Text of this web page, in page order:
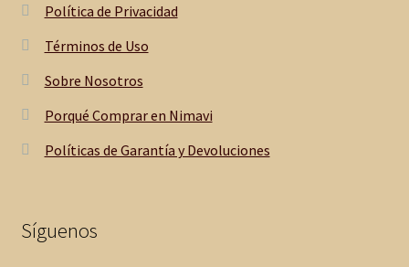
Política de Privacidad
Términos de Uso
Sobre Nosotros
Porqué Comprar en Nimavi
Políticas de Garantía y Devoluciones
Síguenos